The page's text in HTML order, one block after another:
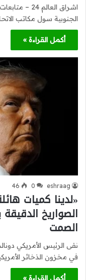
اشراق
الجنوبية سول مكاتب
أكمل القراءة »
eshraag
0
46
«لدينا كميات
الصواريخ
الصمت
نفى الرئيس الأمريكي
في مخزون الذخائر
أكمل القراءة »